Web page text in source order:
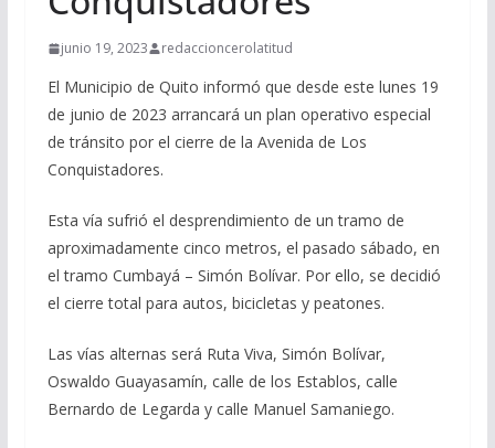
junio 19, 2023 redaccioncerolatitud
El Municipio de Quito informó que desde este lunes 19
de junio de 2023 arrancará un plan operativo especial
de tránsito por el cierre de la Avenida de Los
Conquistadores.
Esta vía sufrió el desprendimiento de un tramo de
aproximadamente cinco metros, el pasado sábado, en
el tramo Cumbayá – Simón Bolívar. Por ello, se decidió
el cierre total para autos, bicicletas y peatones.
Las vías alternas será Ruta Viva, Simón Bolívar,
Oswaldo Guayasamín, calle de los Establos, calle
Bernardo de Legarda y calle Manuel Samaniego.